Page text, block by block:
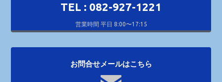
TEL : 082-927-1221
営業時間 平日 8:00〜17:15
お問合せメールはこちら